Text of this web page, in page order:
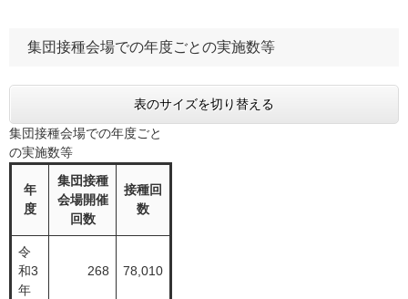
集団接種会場での年度ごとの実施数等
表のサイズを切り替える
集団接種会場での年度ごと
の実施数等
年
度
集団接種
会場開催
回数
接種回
数
令
和3
年
268 78,010